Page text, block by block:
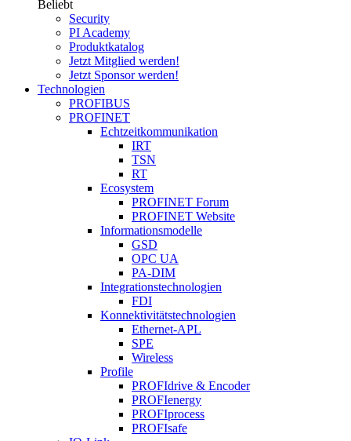
Beliebt
Security
PI Academy
Produktkatalog
Jetzt Mitglied werden!
Jetzt Sponsor werden!
Technologien
PROFIBUS
PROFINET
Echtzeitkommunikation
IRT
TSN
RT
Ecosystem
PROFINET Forum
PROFINET Website
Informationsmodelle
GSD
OPC UA
PA-DIM
Integrationstechnologien
FDI
Konnektivitätstechnologien
Ethernet-APL
SPE
Wireless
Profile
PROFIdrive & Encoder
PROFIenergy
PROFIprocess
PROFIsafe